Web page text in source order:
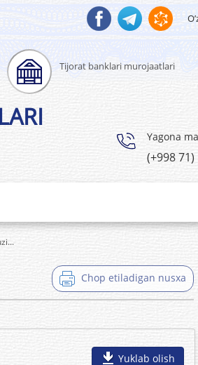
Tijorat banklari murojaatlari
Yagona
(+998 71)
Chop etiladigan nusxa
Yuklab olish